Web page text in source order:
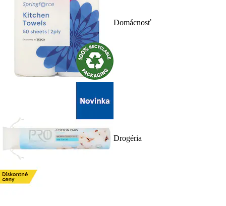
Domácnosť
Drogéria